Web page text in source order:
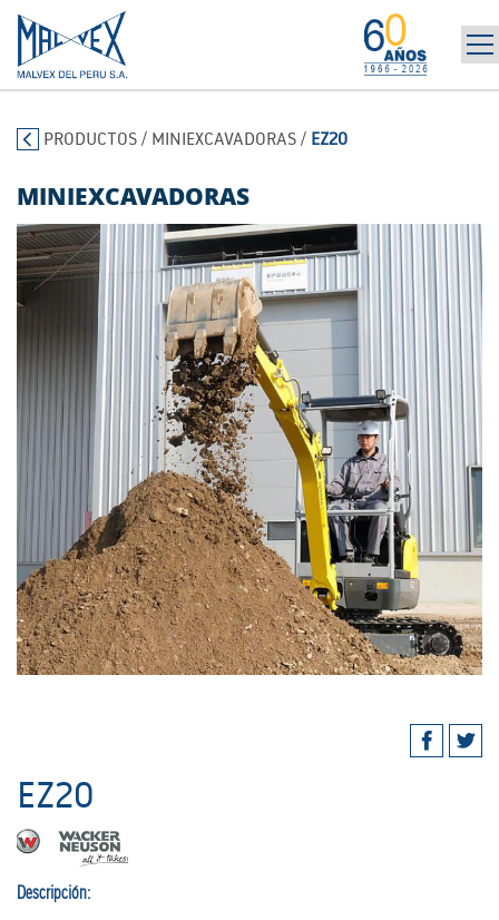
LA EMPRESA
PRODUCTOS
POST-VENTA | ALQUILER
NOTICIAS
CONTÁCTANOS
PRODUCTOS / MINIEXCAVADORAS / EZ20
MINIEXCAVADORAS
EZ20
Descripción: